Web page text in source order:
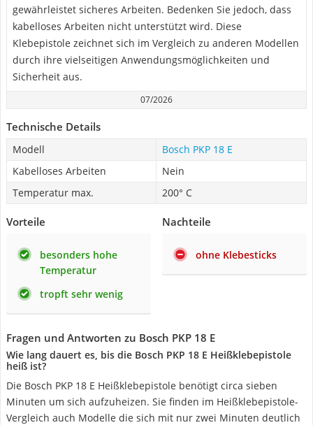
gewährleistet sicheres Arbeiten. Bedenken Sie jedoch, dass
kabelloses Arbeiten nicht unterstützt wird. Diese
Klebepistole zeichnet sich im Vergleich zu anderen Modellen
durch ihre vielseitigen Anwendungsmöglichkeiten und
Sicherheit aus.
07/2026
Technische Details
Modell
Bosch PKP 18 E
Kabelloses Arbeiten
Nein
Temperatur max.
200° C
Vorteile
besonders hohe
Temperatur
tropft sehr wenig
Nachteile
ohne Klebesticks
Fragen und Antworten zu Bosch PKP 18 E
Wie lang dauert es, bis die Bosch PKP 18 E Heißklebepistole
heiß ist?
Die Bosch PKP 18 E Heißklebepistole benötigt circa sieben
Minuten um sich aufzuheizen. Sie finden im Heißklebepistole-
Vergleich auch Modelle die sich mit nur zwei Minuten deutlich